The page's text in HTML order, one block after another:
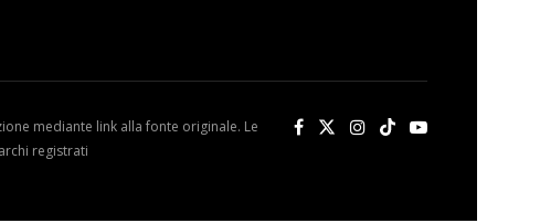
mediante link alla fonte originale. Le
registrati